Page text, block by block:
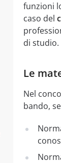
funzioni
caso del
di studio.
Le
Nel
bando,